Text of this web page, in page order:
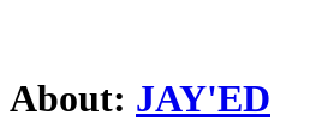
About: JAY'ED